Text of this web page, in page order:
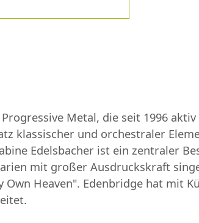
Metal, die seit 1996
klassischer und orchestraler
Edelsbacher ist ein zentraler
mit großer Ausdruckskraft
Heaven". Edenbridge hat mit